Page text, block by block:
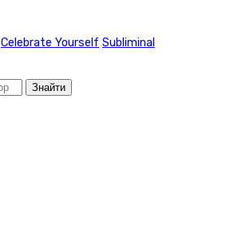
Celebrate Yourself Subliminal
Знайти